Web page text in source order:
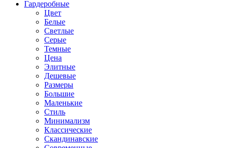
Гардеробные
Цвет
Белые
Светлые
Серые
Темные
Цена
Элитные
Дешевые
Размеры
Большие
Маленькие
Стиль
Минимализм
Классические
Скандинавские